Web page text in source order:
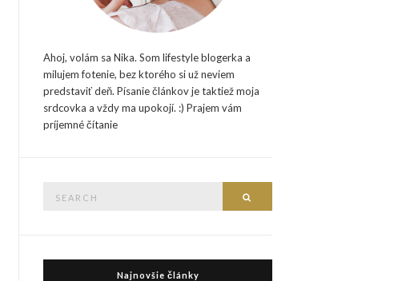
Ahoj, volám sa Nika. Som lifestyle blogerka a
milujem fotenie, bez ktorého si už neviem
predstaviť deň. Písanie článkov je taktiež moja
srdcovka a vždy ma upokojí. :) Prajem vám
príjemné čítanie
Najnovšie články